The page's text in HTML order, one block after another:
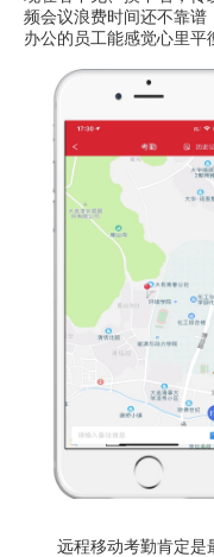
频会议浪费时间还不靠谱
办公的员工能感觉心里平
远程移动考勤肯定是最